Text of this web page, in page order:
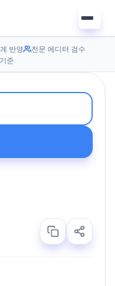
반영
전문 에디터 검수
준